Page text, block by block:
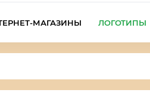
МАГАЗИНЫ ЛОГОТИПЫ